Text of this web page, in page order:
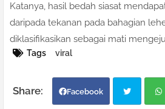
Katanya, hasil bedah siasat
daripada tekanan pada bahagian
diklasifikasikan sebagai mati
Tags viral
Facebook